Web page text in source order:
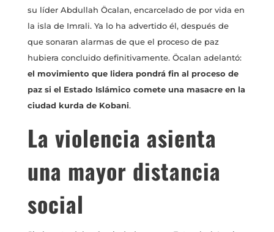
su líder Abdullah Öcalan, encarcelado de por vida en
la isla de Imrali. Ya lo ha advertido él, después de
que sonaran alarmas de que el proceso de paz
hubiera concluido definitivamente. Öcalan adelantó:
el movimiento que lidera pondrá fin al proceso de
paz si el Estado Islámico comete una masacre en la
ciudad kurda de Kobani.
La violencia asienta
una mayor distancia
social